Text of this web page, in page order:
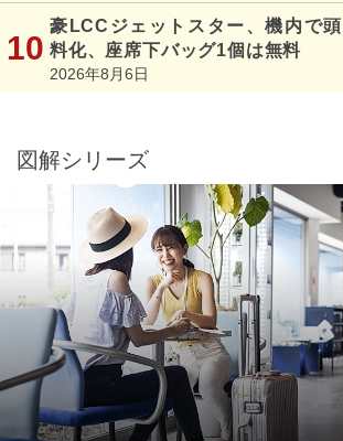
豪LCCジェットスター、機内で
料化、座席下バッグ1個は無料
2026年8月6日
図解シリーズ